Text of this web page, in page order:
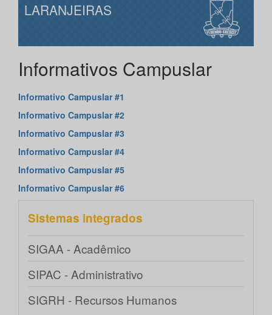
LARANJEIRAS
Informativos Campuslar
Informativo Campuslar #1
Informativo Campuslar #2
Informativo Campuslar #3
Informativo Campuslar #4
Informativo Campuslar #5
Informativo Campuslar #6
Sistemas integrados
SIGAA - Acadêmico
SIPAC - Administrativo
SIGRH - Recursos Humanos